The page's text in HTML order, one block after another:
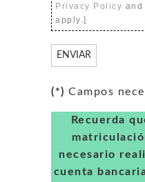
Privacy Policy and
apply.]
(*) Campos
Recuerda
necesario
cuenta